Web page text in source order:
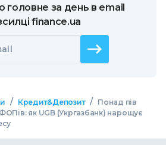
головне за день в email
finance.ua
/ Кредит&Депозит / Понад пів
як UGB (Укргазбанк) нарощує